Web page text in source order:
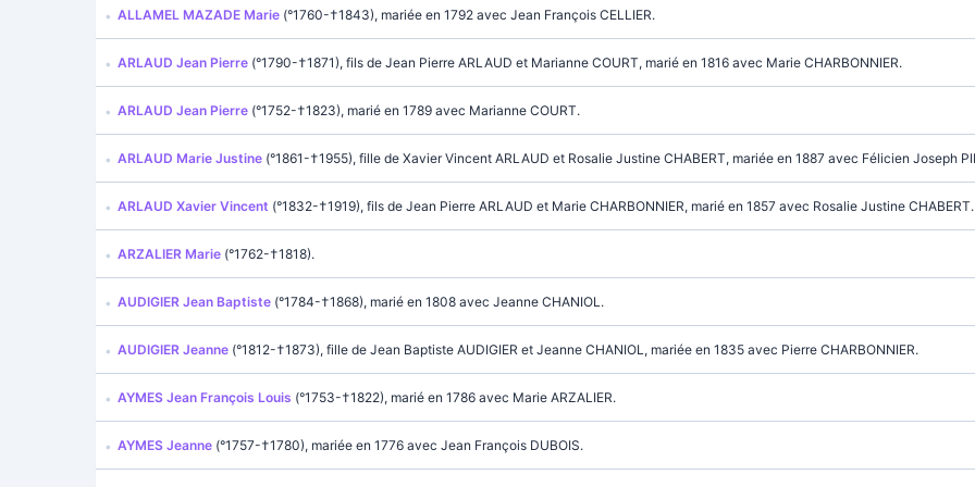
ALLAMEL MAZADE Marie (°1760-†1843), mariée en 1792 avec Jean François CELLIER.
ARLAUD Jean Pierre (°1790-†1871), fils de Jean Pierre ARLAUD et Marianne COURT, marié en 1816 avec Marie CHARBONNIER.
ARLAUD Jean Pierre (°1752-†1823), marié en 1789 avec Marianne COURT.
ARLAUD Marie Justine (°1861-†1955), fille de Xavier Vincent ARLAUD et Rosalie Justine CHABERT, mariée en 1887 avec Félicien Joseph
ARLAUD Xavier Vincent (°1832-†1919), fils de Jean Pierre ARLAUD et Marie CHARBONNIER, marié en 1857 avec Rosalie Justine CHABERT.
ARZALIER Marie (°1762-†1818).
AUDIGIER Jean Baptiste (°1784-†1868), marié en 1808 avec Jeanne CHANIOL.
AUDIGIER Jeanne (°1812-†1873), fille de Jean Baptiste AUDIGIER et Jeanne CHANIOL, mariée en 1835 avec Pierre CHARBONNIER.
AYMES Jean François Louis (°1753-†1822), marié en 1786 avec Marie ARZALIER.
AYMES Jeanne (°1757-†1780), mariée en 1776 avec Jean François DUBOIS.